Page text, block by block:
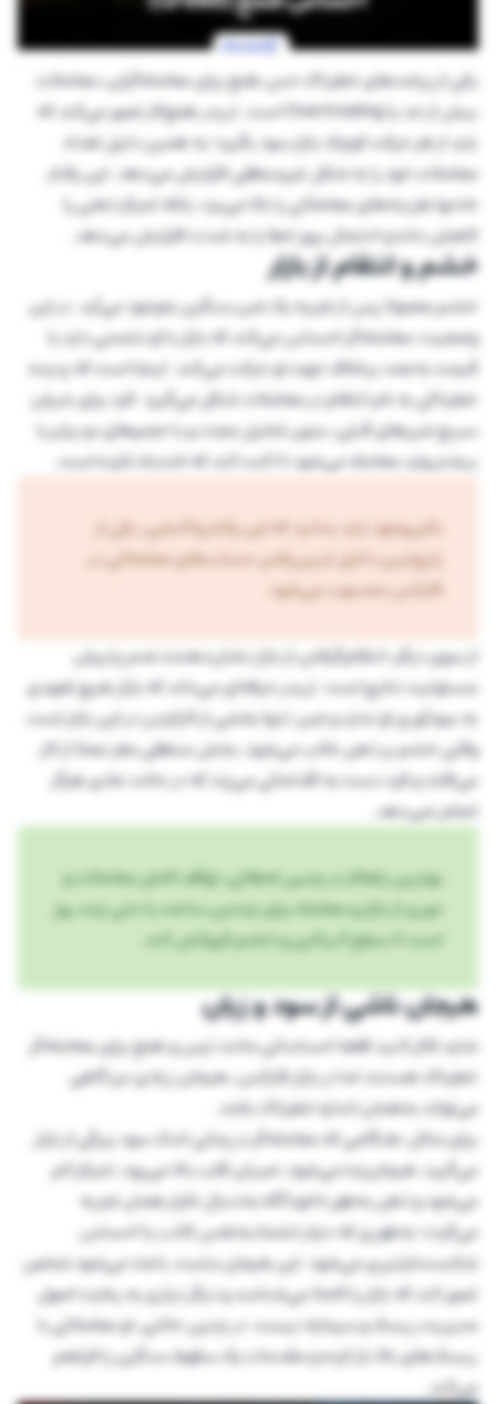
یکی از پیامدهای خطرناک حس طمع برای معامله‌گران، معاملات
بیش از حد یا Overtrading است. تریدر طمع‌کار تصور می‌کند که
باید از هر حرکت کوچک بازار سود بگیرد؛ به همین دلیل تعداد
معاملات خود را به شکل غیرمنطقی افزایش می‌دهد. این رفتار
نه‌تنها هزینه‌های معاملاتی را بالا می‌برد، بلکه تمرکز ذهنی را
کاهش داده و احتمال بروز خطا را به شدت افزایش می‌دهد.
خشم و انتقام از بازار
خشم معمولا پس از تجربه یک ضرر سنگین به‌وجود می‌آید. در این
وضعیت، معامله‌گر احساس می‌کند که بازار با او دشمنی دارد یا
قیمت به‌عمد برخلاف جهت او حرکت می‌کند. اینجا است که پدیده
خطرناکی به نام انتقام در معاملات شکل می‌گیرد. فرد برای جبران
سریع ضررهای قبلی، بدون تحلیل مجدد و با حجم‌های دو برابر یا
بیشتر وارد معامله می‌شود تا ثابت کند که اشتباه نکرده است.
بااین‌وجود باید بدانید که این رفتار واکنشی، یکی از
رایج‌ترین دلایل ازبین‌رفتن حساب‌های معاملاتی در
فارکس محسوب می‌شود.
از سوی دیگر، انتقام‌گرفتن از بازار نشان‌دهنده عدم پذیرش
مسئولیت نتایج است. تریدر حرفه‌ای می‌داند که بازار هیچ تعهدی
به سودآوری او ندارد و ضرر، تنها بخشی از کارکردن در این بازار است.
وقتی خشم بر ذهن غالب می‌شود، بخش منطقی مغز عملا از کار
می‌افتد و فرد دست به اقداماتی می‌زند که در حالت عادی هرگز
انجام نمی‌دهد.
بهترین راهکار در چنین لحظاتی، توقف کامل معاملات و
دوری از بازار و معامله برای چندین ساعت یا حتی چند روز
است تا سطح آدرنالین و خشم فروکش کند.
هیجان ناشی از سود و زیان
شاید فکر کنید فقط احساساتی مانند ترس و طمع برای معامله‌گر
خطرناک هستند اما در بازار فارکس، هیجان زیادی نیز گاهی
می‌تواند به‌همان اندازه خطرناک باشد.
برای مثال، هنگامی که معامله‌گر در زمانی اندک سود بزرگی از بازار
می‌گیرد، هیجان‌زده می‌شود، ضربان قلب بالا می‌رود، تمرکز کم
می‌شود و ذهن به‌طور ناخودآگاه به‌دنبال تکرار همان تجربه
می‌گردد؛ به‌طوری که دچار اعتمادبه‌نفس کاذب یا احساس
شکست‌ناپذیری می‌شود. این هیجان مثبت، باعث می‌شود شخص
تصور کند که بازار را کاملا می‌شناسد و دیگر نیازی به رعایت اصول
مدیریت ریسک و سرمایه نیست. در چنین حالتی، او معاملاتی با
ریسک‌های بالا باز کرده و مقدمات یک سقوط سنگین را فراهم
می‌کند.